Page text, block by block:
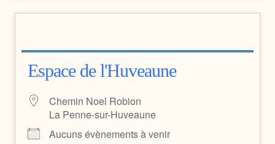
Espace de l'Huveaune
Chemin Noel Robion
La Penne-sur-Huveaune
Aucuns évènements à venir